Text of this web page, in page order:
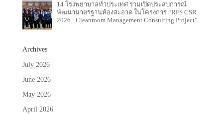
14 โรงพยาบาลทั่วประเทศ ร่วมเปิดประสบการณ์
พัฒนามาตรฐานห้องสะอาด ในโครงการ “RFS CSR
2026 : Cleanroom Management Consulting Project”
Archives
July 2026
June 2026
May 2026
April 2026